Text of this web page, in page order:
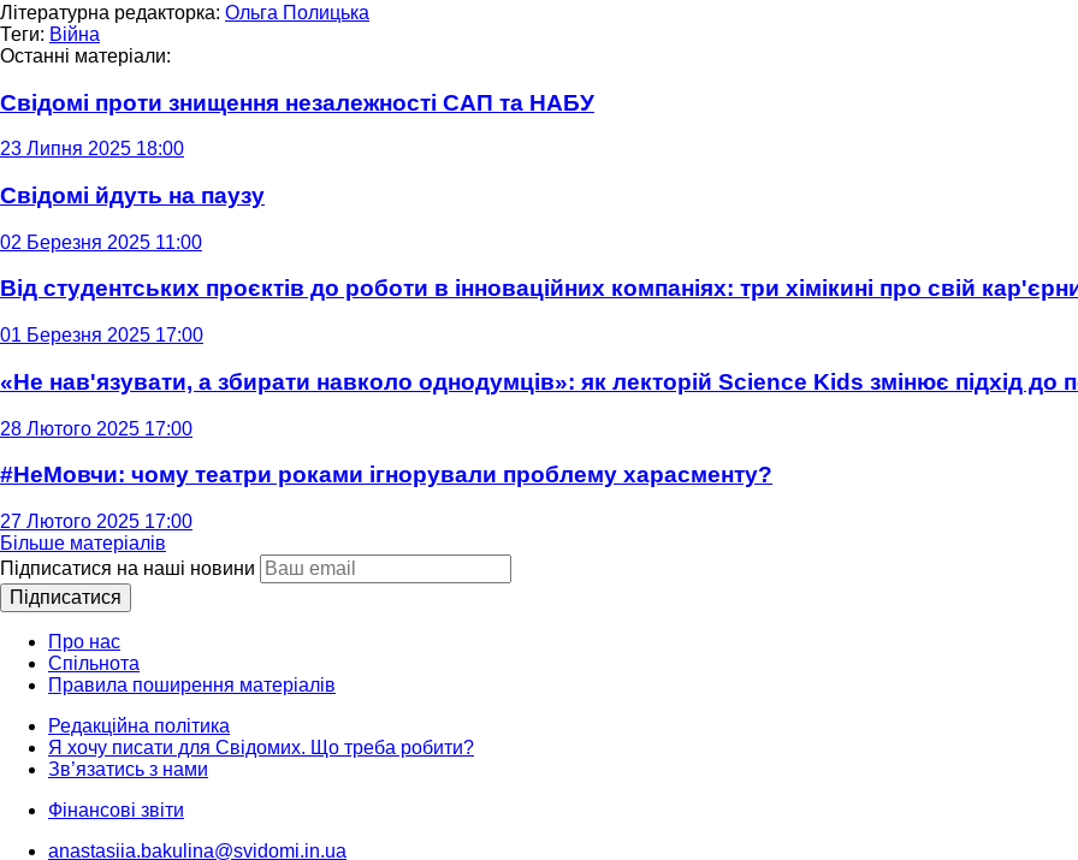
Літературна редакторка: Ольга Полицька
Теги: Війна
Останні матеріали:
Свідомі проти знищення незалежності САП та НАБУ
23 Липня 2025 18:00
Свідомі йдуть на паузу
02 Березня 2025 11:00
Від студентських проєктів до роботи в інноваційних компаніях: три хімікині про свій
01 Березня 2025 17:00
«Не нав'язувати, а збирати навколо однодумців»: як лекторій Science Kids змінює підхід до
28 Лютого 2025 17:00
#НеМовчи: чому театри роками ігнорували проблему харасменту?
27 Лютого 2025 17:00
Більше матеріалів
Підписатися на наші новини
Підписатися
Про нас
Спільнота
Правила поширення матеріалів
Редакційна політика
Я хочу писати для Свідомих. Що треба робити?
Зв’язатись з нами
Фінансові звіти
anastasiia.bakulina@svidomi.in.ua